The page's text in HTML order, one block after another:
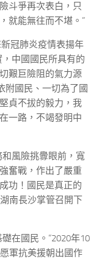
斗爭再次表白，只
就能無往而不堪。”
冠肺炎疫情表揚年
中國國民所具有的
艱巨險阻的氣力源
附國民、一切為了國
貞不拔的毅力，我
一路，不竭發明中
風險挑釁眼前，寬
奮戰，作出了嚴重
功！國民是真正的
南長沙掌管召開下
在國民。”2020年10
軍抗美援朝出國作